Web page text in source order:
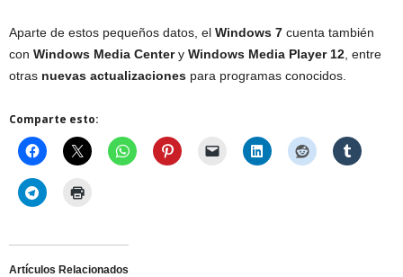
Aparte de estos pequeños datos, el Windows 7 cuenta también
con Windows Media Centery Windows Media Player 12 , entre
otras nuevas actualizaciones para programas conocidos.
Comparte esto:
Artículos Relacionados